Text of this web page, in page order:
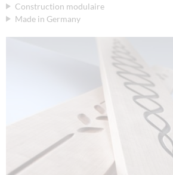
Construction modulaire
Made in Germany